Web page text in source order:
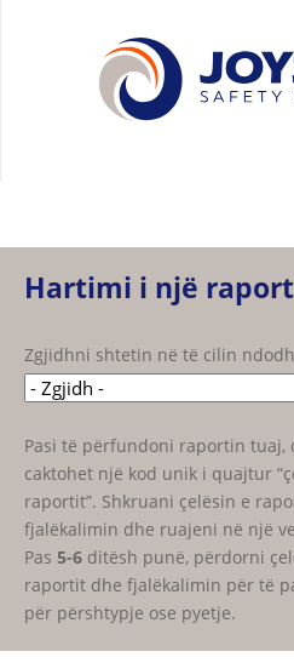
Hartimi i një
Zgjidhni shtetin në të cilin
Pasi të përfundoni raportin tuaj,
caktohet një kod unik i quajtur
raportit”. Shkruani çelësin e
fjalëkalimin dhe ruajeni në një
Pas 5-6 ditësh punë, përdorni
raportit dhe fjalëkalimin për të
për përshtypje ose pyetje.